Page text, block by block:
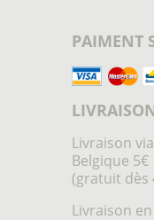
PAIMENT
Livraison
Belgique 5€
(gratuit dès
Livraison